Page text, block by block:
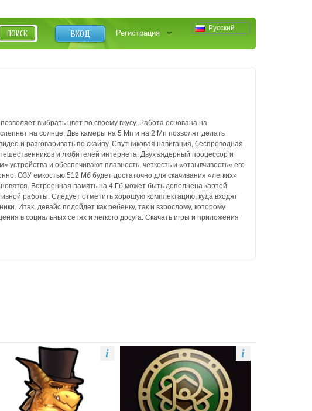
Русский
ВХОД Регистрация
ПОИСК
выбрать цвет по своему вкусу. Работа основана на
на солнце. Две камеры на 5 Мп и на 2 Мп позволят делать
и разговаривать по скайпу. Спутниковая навигация, беспроводная
и любителей интернета. Двухъядерный процессор и
и обеспечивают плавность, четкость и «отзывчивость» его
ОЗУ емкостью 512 Мб будет достаточно для скачивания «легких»
Встроенная память на 4 Гб может быть дополнена картой
работы. Следует отметить хорошую комплектацию, куда входят
Итак, девайс подойдет как ребенку, так и взрослому, которому
в социальных сетях и легкого досуга. Скачать игры и приложения
i i